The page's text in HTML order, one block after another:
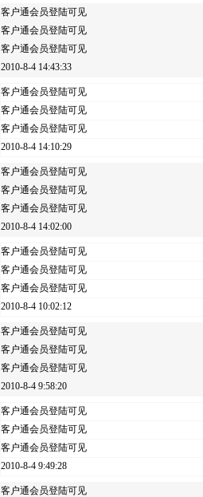
客户通会员登陆可见
客户通会员登陆可见
客户通会员登陆可见
2010-8-4 14:43:33
客户通会员登陆可见
客户通会员登陆可见
客户通会员登陆可见
2010-8-4 14:10:29
客户通会员登陆可见
客户通会员登陆可见
客户通会员登陆可见
2010-8-4 14:02:00
客户通会员登陆可见
客户通会员登陆可见
客户通会员登陆可见
2010-8-4 10:02:12
客户通会员登陆可见
客户通会员登陆可见
客户通会员登陆可见
2010-8-4 9:58:20
客户通会员登陆可见
客户通会员登陆可见
客户通会员登陆可见
2010-8-4 9:49:28
客户通会员登陆可见